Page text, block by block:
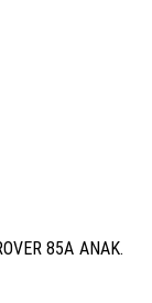
85A ANAK.